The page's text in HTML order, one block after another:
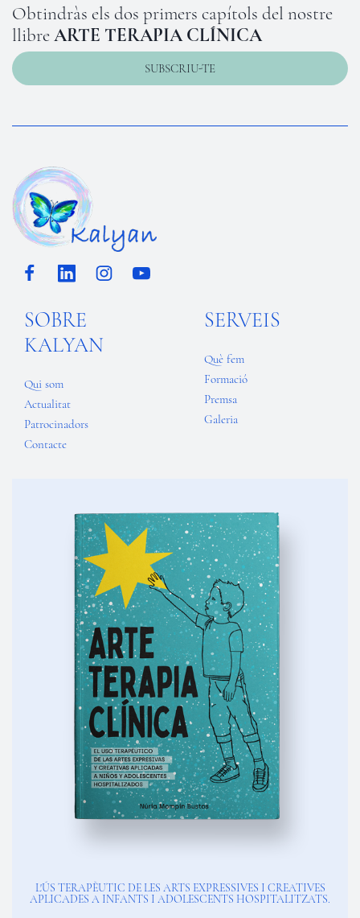
Obtindràs els dos primers capítols del nostre
llibreARTE TERAPIA CLÍNICA
SUBSCRIU-TE
SOBRE
KALYAN
Qui som
Actualitat
Patrocinadors
Contacte
SERVEIS
Què fem
Formació
Premsa
Galeria
L'ÚS TERAPÈUTIC DE LES ARTS EXPRESSIVES I CREATIVES
APLICADES A INFANTS I ADOLESCENTS HOSPITALITZATS.